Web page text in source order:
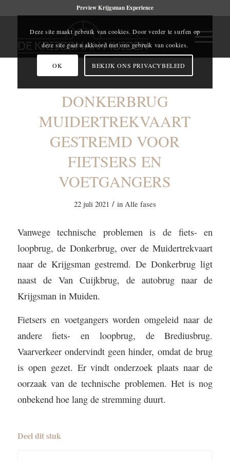
Preview Krijgsman Experience
DONKERBRUG
MUIDERTREKVAART
GESTREMD VOOR
FIETSERS EN
VOETGANGERS
22 juli 2021 / in Alle fases
Vanwege technische problemen is de fiets- en
loopbrug, de Donkerbrug, over de Muidertrekvaart
naar de Krijgsman gestremd. De Donkerbrug ligt
naast de Van Cuijkbrug, de autobrug naar de
Krijgsman in Muiden.
Fietsers en voetgangers worden omgeleid naar de
andere fiets- en loopbrug, de Brediusbrug.
Vaarverkeer ondervindt geen hinder, omdat de brug
is open gezet. Er vindt onderzoek plaats naar de
oorzaak van de technische problemen. Het is nog
onbekend hoe lang de stremming duurt.
Deel dit stuk
Deze site maakt gebruik van cookies. Door verder te surfen op
deze site gaat u akkoord met ons gebruik van cookies.
OK BEKIJK ONS PRIVACYBELEID